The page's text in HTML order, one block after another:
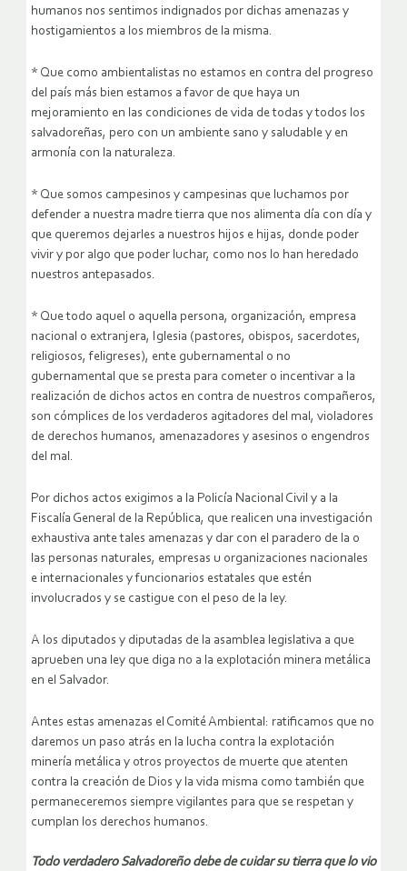
humanos nos sentimos indignados por dichas amenazas y
hostigamientos a los miembros de la misma.
* Que como ambientalistas no estamos en contra del progreso
del país más bien estamos a favor de que haya un
mejoramiento en las condiciones de vida de todas y todos los
salvadoreñas, pero con un ambiente sano y saludable y en
armonía con la naturaleza.
* Que somos campesinos y campesinas que luchamos por
defender a nuestra madre tierra que nos alimenta día con día y
que queremos dejarles a nuestros hijos e hijas, donde poder
vivir y por algo que poder luchar, como nos lo han heredado
nuestros antepasados.
* Que todo aquel o aquella persona, organización, empresa
nacional o extranjera, Iglesia (pastores, obispos, sacerdotes,
religiosos, feligreses), ente gubernamental o no
gubernamental que se presta para cometer o incentivar a la
realización de dichos actos en contra de nuestros compañeros,
son cómplices de los verdaderos agitadores del mal, violadores
de derechos humanos, amenazadores y asesinos o engendros
del mal.
Por dichos actos exigimos a la Policía Nacional Civil y a la
Fiscalía General de la República, que realicen una investigación
exhaustiva ante tales amenazas y dar con el paradero de la o
las personas naturales, empresas u organizaciones nacionales
e internacionales y funcionarios estatales que estén
involucrados y se castigue con el peso de la ley.
A los diputados y diputadas de la asamblea legislativa a que
aprueben una ley que diga no a la explotación minera metálica
en el Salvador.
Antes estas amenazas el Comité Ambiental: ratificamos que no
daremos un paso atrás en la lucha contra la explotación
minería metálica y otros proyectos de muerte que atenten
contra la creación de Dios y la vida misma como también que
permaneceremos siempre vigilantes para que se respetan y
cumplan los derechos humanos.
Todo verdadero Salvadoreño debe de cuidar su tierra que lo vio